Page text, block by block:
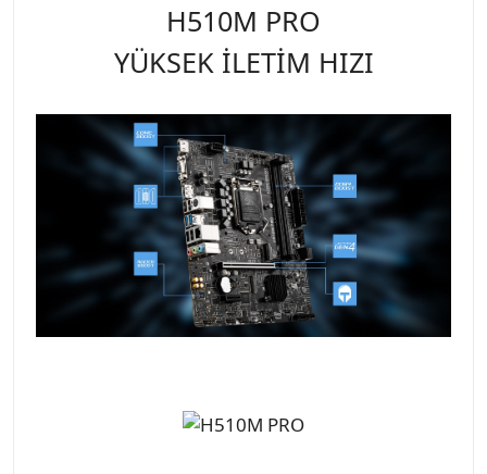
H510M PRO
YÜKSEK İLETİM HIZI